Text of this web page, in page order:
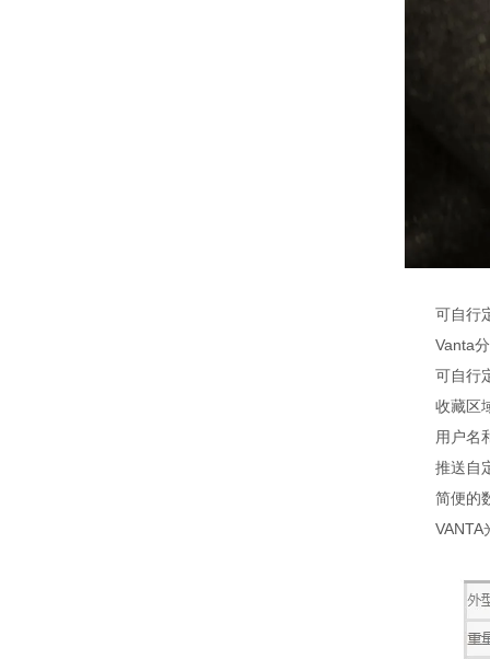
可自行定
Vanta分
可自行定
收藏区域
用户名和
推送自定
简便的数
VANTA